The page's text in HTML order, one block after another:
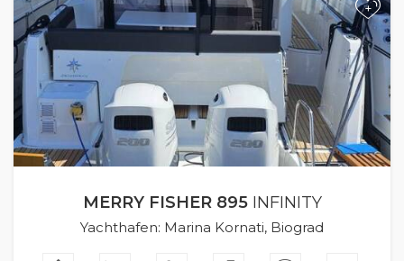
+
MERRY FISHER 895INFINITY
Yachthafen: Marina Kornati, Biograd